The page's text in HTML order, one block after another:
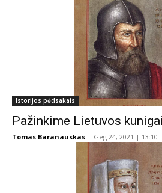
Istorijos pėdsakais
Pažinkime Lietuvos
Tomas Baranauskas - Geg 24, 2021 | 13:10